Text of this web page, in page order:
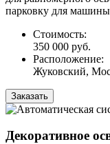
парковку для
Стоимость:
350 000 руб.
Расположение:
Жуковский,
Заказать
Декоративное